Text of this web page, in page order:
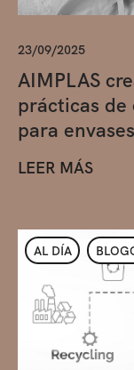
23/09/2025
AIMPLAS
prácticas de
para
LEER MÁS
AL DÍA